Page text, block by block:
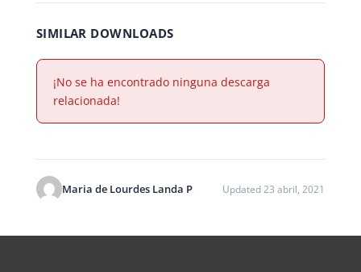
SIMILAR DOWNLOADS
¡No se ha encontrado ninguna descarga
relacionada!
Maria de Lourdes Landa P Updated 23 abril, 2021